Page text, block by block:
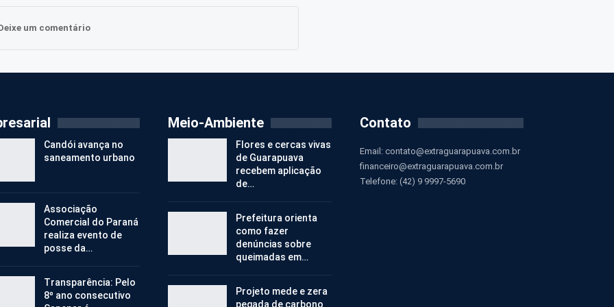
um comentário
Candói avança no
saneamento urbano
Associação
Comercial do Paraná
realiza evento de
posse da…
Transparência: Pelo
8º ano consecutivo
Meio-Ambiente
Flores e cercas vivas
de Guarapuava
recebem aplicação
de…
Prefeitura orienta
como fazer
denúncias sobre
queimadas em…
Projeto mede e zera
pegada de carbono
Contato
Email: contato@extraguarapuava.com.br
financeiro@extraguarapuava.com.br
Telefone: (42) 9 9997-5690